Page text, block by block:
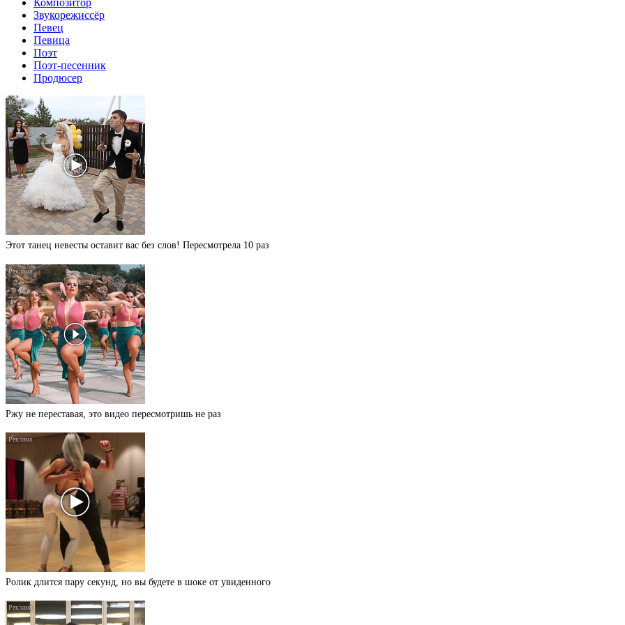
Композитор
Звукорежиссёр
Певец
Певица
Поэт
Поэт-песенник
Продюсер
Этот танец невесты оставит вас без слов! Пересмотрела 10 раз
Ржу не переставая, это видео пересмотришь не раз
Ролик длится пару секунд, но вы будете в шоке от увиденного